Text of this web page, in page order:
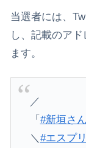
当選者には、
し、記載のア
ます。
／
「 #新垣さ
＼ #エスプ